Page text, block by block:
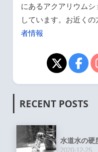
にあるアクアリウムシ
しています。お近く
者情報
RECENT POSTS
水道水の硬
2020-12-25